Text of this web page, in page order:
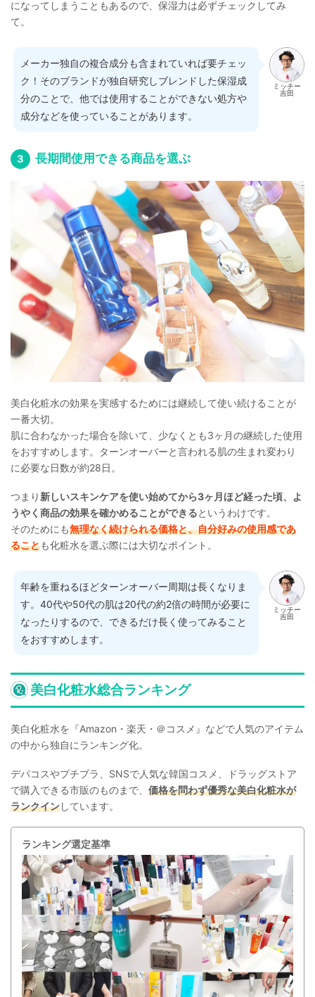
になってしまうこともあるので、保湿力は必ずチェックしてみ
て。
ミッチー
吉田
メーカー独自の複合成分も含まれていれば要チェッ
ク！そのブランドが独自研究しブレンドした保湿成
分のことで、他では使用することができない処方や
成分などを使っていることがあります。
長期間使用できる商品を選ぶ
美白化粧水の効果を実感するためには継続して使い続けることが
一番大切。
肌に合わなかった場合を除いて、少なくとも3ヶ月の継続した使用
をおすすめします。ターンオーバーと言われる肌の生まれ変わり
に必要な日数が約28日。
つまり 新しいスキンケアを使い始めてから3ヶ月ほど経った頃、よ
うやく商品の効果を確かめることができるというわけです。
そのためにも無理なく続けられる価格と、自分好みの使用感であ
ることも化粧水を選ぶ際には大切なポイント。
ミッチー
吉田
年齢を重ねるほどターンオーバー周期は長くなりま
す。40代や50代の肌は20代の約2倍の時間が必要に
なったりするので、できるだけ長く使ってみること
をおすすめします。
美白化粧水総合ランキング
美白化粧水を『Amazon・楽天・＠コスメ』などで人気のアイテム
の中から独自にランキング化。
デパコスやプチプラ、SNSで人気な韓国コスメ、ドラッグストア
で購入できる市販のものまで、 価格を問わず優秀な美白化粧水が
ランクインしています。
ランキング選定基準